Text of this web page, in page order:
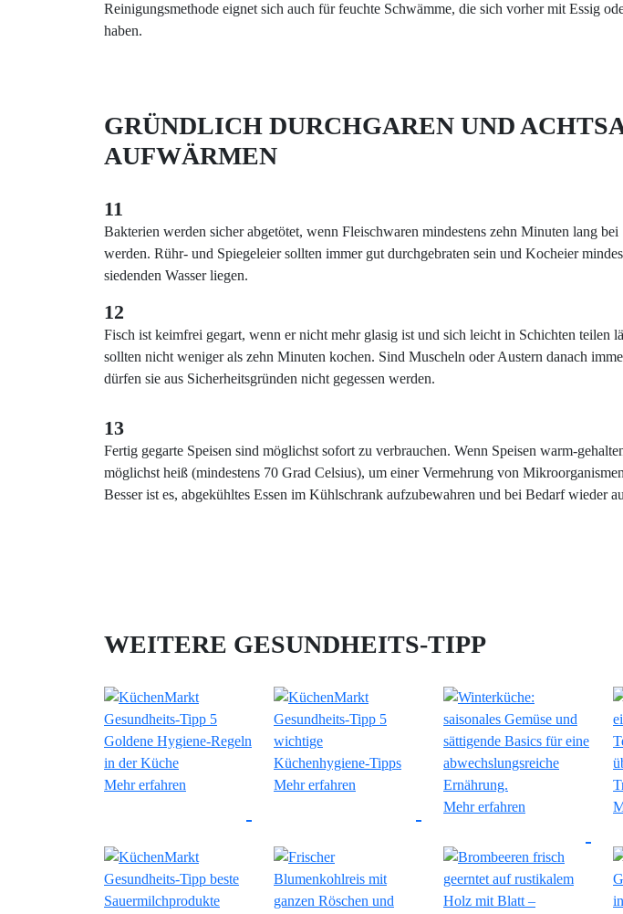
Reinigungsmethode eignet sich auch für feuchte Schwämme, die sich vorher mit Essig
haben.
GRÜNDLICH DURCHGAREN UND
AUFWÄRMEN
11
Bakterien werden sicher abgetötet, wenn Fleischwaren mindestens zehn Minuten lang
werden. Rühr- und Spiegeleier sollten immer gut durchgebraten sein und Kocheier
siedenden Wasser liegen.
12
Fisch ist keimfrei gegart, wenn er nicht mehr glasig ist und sich leicht in Schichten teilen
sollten nicht weniger als zehn Minuten kochen. Sind Muscheln oder Austern danach
dürfen sie aus Sicherheitsgründen nicht gegessen werden.
13
Fertig gegarte Speisen sind möglichst sofort zu verbrauchen. Wenn Speisen warm-
möglichst heiß (mindestens 70 Grad Celsius), um einer Vermehrung von
Besser ist es, abgekühltes Essen im Kühlschrank aufzubewahren und bei Bedarf wieder
WEITERE GESUNDHEITS-TIPP
Mehr erfahren
Mehr erfahren
Mehr erfahren